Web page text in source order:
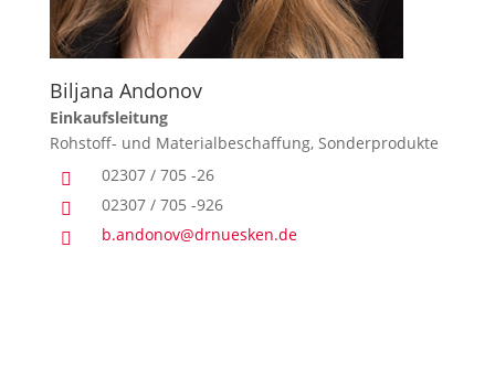
Biljana Andonov
Einkaufsleitung
Rohstoff- und Materialbeschaffung, Sonderprodukte
 02307 / 705 -26
 02307 / 705 -926
 b.andonov@drnuesken.de